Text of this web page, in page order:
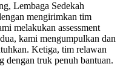
Lembaga Sedekah
mengirimkan tim
melakukan assessment
kami mengumpulkan dan
Ketiga, tim relawan
dengan truk penuh bantuan.